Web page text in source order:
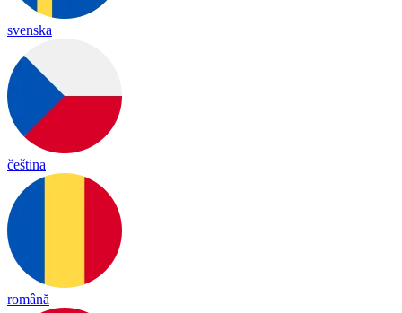
svenska
čeština
română